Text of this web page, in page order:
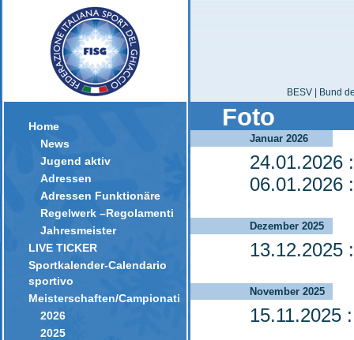
Home
News
Jugend aktiv
Adressen
Adressen Funktionäre
Regelwerk –Regolamenti
Jahresmeister
LIVE TICKER
Sportkalender-Calendario
sportivo
Meisterschaften/Campionati
2026
2025
BESV | Bund
Foto
Januar 2026
24.01.2026
06.01.2026
Dezember 2025
13.12.2025
November 2025
15.11.2025